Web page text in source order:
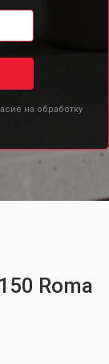
на обработку
Roma